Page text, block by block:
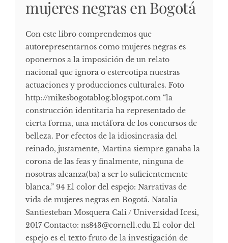
mujeres negras en Bogotá
Con este libro comprendemos que
autorepresentarnos como mujeres negras es
oponernos a la imposición de un relato
nacional que ignora o estereotipa nuestras
actuaciones y producciones culturales. Foto
http://mikesbogotablog.blogspot.com “la
construcción identitaria ha representado de
cierta forma, una metáfora de los concursos de
belleza. Por efectos de la idiosincrasia del
reinado, justamente, Martina siempre ganaba la
corona de las feas y finalmente, ninguna de
nosotras alcanza(ba) a ser lo suficientemente
blanca.” 94 El color del espejo: Narrativas de
vida de mujeres negras en Bogotá. Natalia
Santiesteban Mosquera Cali / Universidad Icesi,
2017 Contacto: ns843@cornell.edu El color del
espejo es el texto fruto de la investigación de